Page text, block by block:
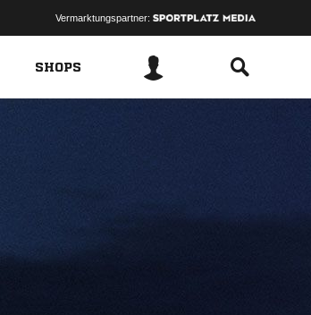
Vermarktungspartner:
SHOPS